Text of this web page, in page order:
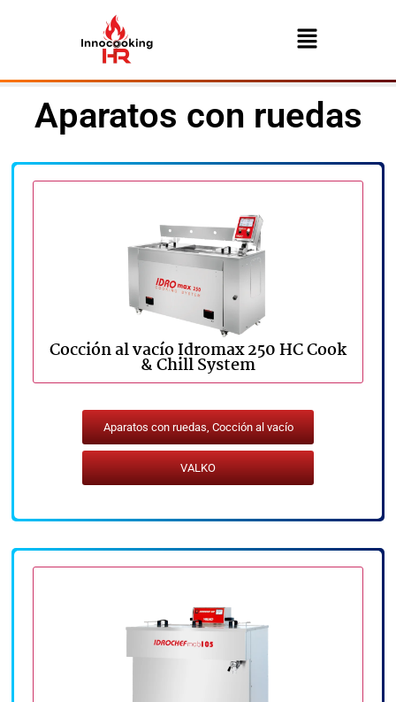
Aparatos con ruedas
Cocción al vacío Idromax 250 HC Cook
& Chill System
Aparatos con ruedas Cocción al vacío
VALKO